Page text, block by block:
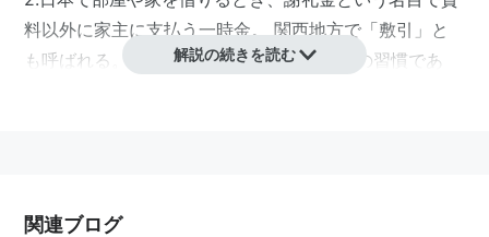
料以外に家主に支払う一時金。 関西地方で「敷引」と
も呼ばれる。法的には根拠がない日本独特の習慣であ
解説の続きを読む
関連ブログ